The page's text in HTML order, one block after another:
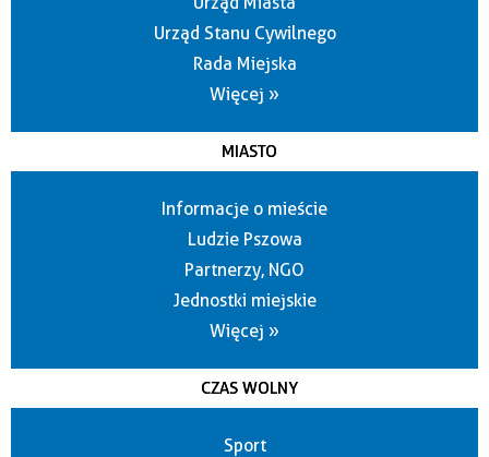
Urząd Stanu Cywilnego
Rada Miejska
Więcej »
MIASTO
Informacje o mieście
Ludzie Pszowa
Partnerzy, NGO
Jednostki miejskie
Więcej »
CZAS WOLNY
Sport